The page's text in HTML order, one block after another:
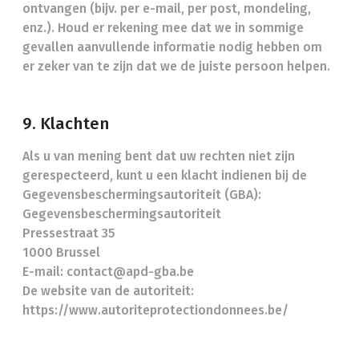
ontvangen (bijv. per e-mail, per post, mondeling,
enz.). Houd er rekening mee dat we in sommige
gevallen aanvullende informatie nodig hebben om
er zeker van te zijn dat we de juiste persoon helpen.
9. Klachten
Als u van mening bent dat uw rechten niet zijn
gerespecteerd, kunt u een klacht indienen bij de
Gegevensbeschermingsautoriteit (GBA):
Gegevensbeschermingsautoriteit
Pressestraat 35
1000 Brussel
E-mail: contact@apd-gba.be
De website van de autoriteit:
https://www.autoriteprotectiondonnees.be/